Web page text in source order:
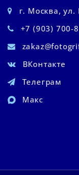
г. Москва, ул.
+7 (903) 700-
ВКонтакте
Телеграм
Макс